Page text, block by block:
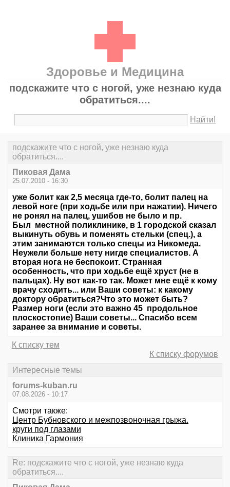
Здоровье и Медицина
подскажите что с ногой, уже незнаю куда
обратиться....
Найти!
подскажите что с ногой, уже незнаю куда
обратиться....
Пиковая Дама
25.07.2010 - 16:30
уже болит как 2,5 месяца где-то, болит палец на
левой ноге (при ходьбе или при нажатии). Ничего
не ронял на палец, ушибов не было и пр.
Был местной поликлинике, в 1 городской сказал
выкинуть обувь и поменять стельки (спец.), а
этим занимаются только спецы из Никомеда.
Неужели больше нету нигде специалистов. А
вторая нога не беспокоит. Странная
особенность, что при ходьбе ещё хруст (не в
пальцах). Ну вот как-то так. Может мне ещё к кому
врачу сходить... или Ваши советы: к какому
доктору обратиться?Что это может быть?
Размер ноги (если это важно 45 продольное
плоскостопие) Ваши советы... Спасибо всем
заранее за внимание и советы.
К списку тем
К списку форумов
Интересные темы
forums-kuban.ru
07.08.2026 - 10:17
Смотри также:
Центр Бубновского и межпозвоночная грыжа.
круги под глазами
Клиника Гармония
Re: подскажите что с ногой, уже незнаю куда
обратиться....